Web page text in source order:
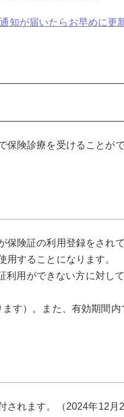
知が届いたらお早めに更
保険診療を受けることが
保険証の利用登録をされ
することになります。
利用ができない方に対し
す）。また、有効期間内
されます。（2024年12月